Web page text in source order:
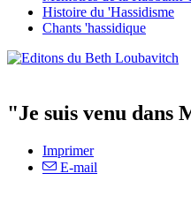
Histoire du 'Hassidisme
Chants 'hassidique
"Je suis venu dans
Imprimer
E-mail